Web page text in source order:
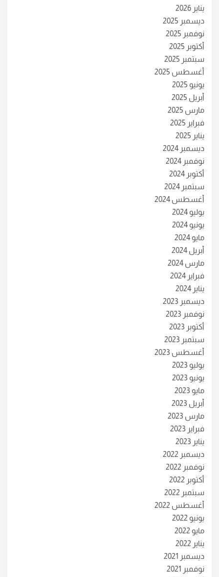
يناير 2026
ديسمبر 2025
نوفمبر 2025
أكتوبر 2025
سبتمبر 2025
أغسطس 2025
يونيو 2025
أبريل 2025
مارس 2025
فبراير 2025
يناير 2025
ديسمبر 2024
نوفمبر 2024
أكتوبر 2024
سبتمبر 2024
أغسطس 2024
يوليو 2024
يونيو 2024
مايو 2024
أبريل 2024
مارس 2024
فبراير 2024
يناير 2024
ديسمبر 2023
نوفمبر 2023
أكتوبر 2023
سبتمبر 2023
أغسطس 2023
يوليو 2023
يونيو 2023
مايو 2023
أبريل 2023
مارس 2023
فبراير 2023
يناير 2023
ديسمبر 2022
نوفمبر 2022
أكتوبر 2022
سبتمبر 2022
أغسطس 2022
يونيو 2022
مايو 2022
يناير 2022
ديسمبر 2021
نوفمبر 2021